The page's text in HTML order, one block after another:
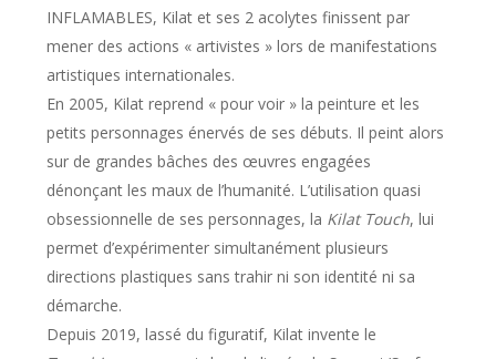
INFLAMABLES, Kilat et ses 2 acolytes finissent par
mener des actions « artivistes » lors de manifestations
artistiques internationales.
En 2005, Kilat reprend « pour voir » la peinture et les
petits personnages énervés de ses débuts. Il peint alors
sur de grandes bâches des œuvres engagées
dénonçant les maux de l’humanité. L’utilisation quasi
obsessionnelle de ses personnages, la Kilat Touch, lui
permet d’expérimenter simultanément plusieurs
directions plastiques sans trahir ni son identité ni sa
démarche.
Depuis 2019, lassé du figuratif, Kilat invente le